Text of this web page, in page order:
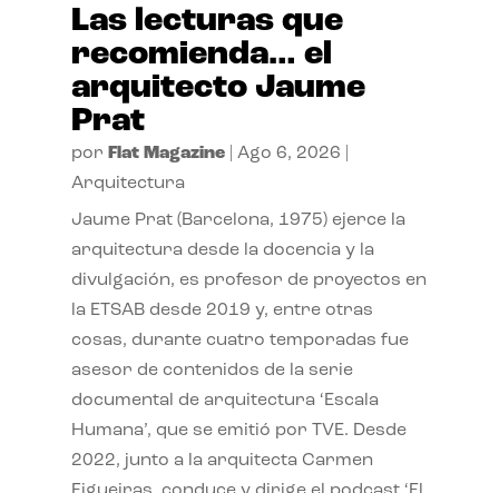
Las lecturas que
recomienda… el
arquitecto Jaume
Prat
por Flat Magazine| Ago 6, 2026
Arquitectura
Jaume Prat (Barcelona, 1975) ejerce la
arquitectura desde la docencia y la
divulgación, es profesor de proyectos en
la ETSAB desde 2019 y, entre otras
cosas, durante cuatro temporadas fue
asesor de contenidos de la serie
documental de arquitectura ‘Escala
Humana’, que se emitió por TVE. Desde
2022, junto a la arquitecta Carmen